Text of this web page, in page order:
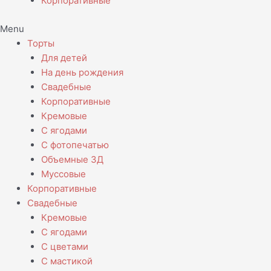
Menu
Торты
Для детей
На день рождения
Свадебные
Корпоративные
Кремовые
С ягодами
С фотопечатью
Объемные 3Д
Муссовые
Корпоративные
Свадебные
Кремовые
С ягодами
С цветами
С мастикой